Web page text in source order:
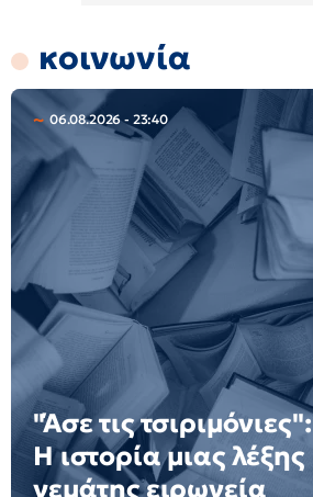
κοινωνία
06.08.2026 - 23:40
"Άσε τις τσιριμόνιες":
Η ιστορία μιας λέξης
γεμάτης ειρωνεία